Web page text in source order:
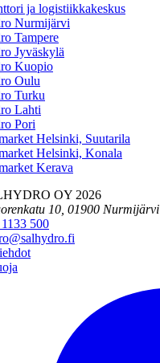
ja logistiikkakeskus
Nurmijärvi
Tampere
Jyväskylä
Kuopio
Oulu
Turku
Lahti
Pori
Helsinki, Suutarila
Helsinki, Konala
Kerava
OY 2026
10, 01900 Nurmijärvi
500